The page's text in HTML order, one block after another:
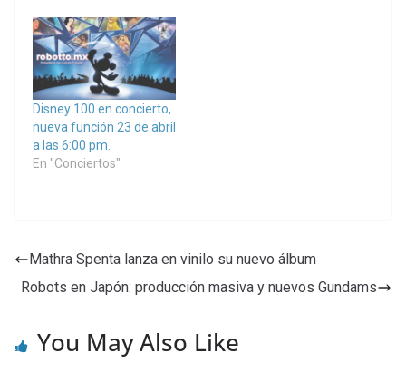
Disney 100 en concierto,
nueva función 23 de abril
a las 6:00 pm.
En "Conciertos"
Mathra Spenta lanza en vinilo su nuevo álbum
Robots en Japón: producción masiva y nuevos Gundams
You May Also Like